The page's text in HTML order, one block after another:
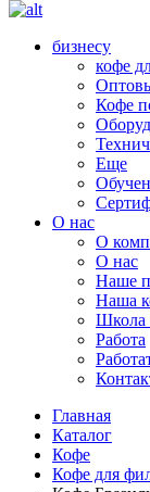
бизнесу
кофе
Кофе
Еще
О нас
O
О нас
Наше
Наша
Школа
Работа
Главная
Каталог
Кофе
Кофе для